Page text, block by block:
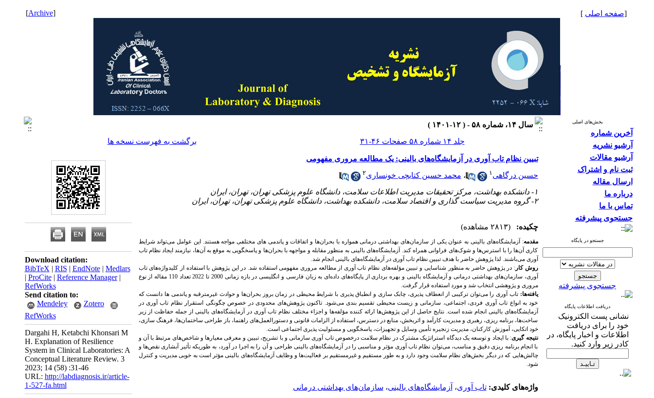
[صفحه اصلی ]
[
Archive
]
بخش‌های اصلی
آخرین شماره
آرشیو نشریه
آرشیو مقالات
ثبت نام و اشتراک
ارسال مقاله
درباره ما
تماس با ما
جستجوی پیشرفته
جستجو در پایگاه
جستجوی پیشرفته
دریافت اطلاعات پایگاه
نشانی پست الکترونیک
خود را برای دریافت
اطلاعات و اخبار پایگاه، در
کادر زیر وارد کنید.
سال ۱۴، شماره ۵۸ - ( ۱۲-۱۴۰۱ )
جلد ۱۴ شماره ۵۸ صفحات ۴۶-۳۱
برگشت به فهرست نسخه ها
تبیین نظام تاب آوری در آزمایشگاه‌های بالینی: یک مطالعه مروری مفهومی
حسین درگاهی ۱ ، محمد حسین کتابچی خونساری۲
۱- دانشکده بهداشت، مرکز تحقیقات مدیریت اطلاعات سلامت، دانشگاه علوم پزشکی تهران، تهران، ایران
۲- گروه مدیریت سیاست گذاری و اقتصاد سلامت، دانشکده بهداشت، دانشگاه علوم پزشکی تهران، تهران، ایران
چکیده: (۲۸۱۳ مشاهده)
مقدمه: آزمایشگاه‌های بالینی به عنوان یکی از سازمان‌های بهداشتی درمانی همواره با بحران‌ها و اتفاقات و پاندمی های مختلفی مواجه هستند. این عوامل می‌تواند شرایط
کاری آن‌ها را با استرس‌ها و شوک‌های فراوانی همراه کند. آزمایشگاه‌های بالینی به منظور مقابله و مواجهه با بحران‌ها و پاسخگویی به موقع به آن‌ها، نیازمند ایجاد نظام تاب
آوری می‌باشند. لذا پژوهش حاضر با هدف تبیین نظام تاب آوری در آزمایشگاه‌های بالینی انجام شد.
روش کار: در پژوهش حاضر به منظور شناسایی و تبیین مؤلفه‌های نظام تاب آوری از مطالعه مروری مفهومی استفاده شد. در این پژوهش با استفاده از کلیدواژه‌های تاب
آوری، سازمان‌های بهداشتی درمانی و آزمایشگاه بالینی و بهره برداری از پایگاه‌های داده‌ای به زبان فارسی و انگلیسی در بازه زمانی 2000 تا 2022 تعداد 110 مقاله از نوع
مروری و پژوهشی انتخاب شد و مورد استفاده قرار گرفت.
یافته‌ها: تاب آوری را می‌توان ترکیبی از انعطاف پذیری، چابک سازی و انطباق پذیری با شرایط محیطی در زمان بروز بحران‌ها و حوادث غیرمترقبه و پاندمی ها دانست که
خود به انواع تاب آوری فردی، اجتماعی، سازمانی و زیست محیطی تقسیم بندی می‌شود. تاکنون پژوهش‌های محدودی در خصوص چگونگی استقرار نظام تاب آوری در
آزمایشگاه‌های بالینی انجام شده است. نتایج حاصل از این پژوهش‌ها ارائه کننده مؤلفه‌ها و اجزاء مختلف نظام تاب آوری در آزمایشگاه‌های بالینی از جمله حفاظت از زیر
ساخت‌ها، برنامه ریزی، رهبری و مدیریت کارآمد و اثربخش، منابع در دسترس، استفاده از الزامات قانونی و دستورالعمل‌های راهنما، باز طراحی ساختمان‌ها، فرهنگ سازی،
خود اتکایی، آموزش کارکنان، مدیریت زنجیره تأمین وسایل و تجهیزات، پاسخگویی و مسئولیت پذیری اجتماعی است.
نتیجه گیری: با ایجاد و توسعه یک دیدگاه استراتژیک مشترک در نظام سلامت درخصوص تاب آوری سازمانی و با تشریح، تبیین و معرفی معیارها و شاخص‌های مرتبط با آن و
با انجام برنامه ریزی دقیق و مناسب، می‌توان نظام تاب آوری مؤثر و مناسبی را در آزمایشگاه‌های بالینی طراحی و آن را به اجرا در آورد، به طوریکه تأثیر آبشاری نقص‌ها و
چالش‌هایی که در دیگر بخش‌های نظام سلامت وجود دارد و به طور مستقیم و غیرمستقیم بر فعالیت‌ها و وظایف آزمایشگاه‌های بالینی مؤثر است به خوبی مدیریت و کنترل
شود.
واژه‌های کلیدی:تاب آوری، آزمایشگاه‌های بالینی، سازمان‌های بهداشتی درمانی
Download citation:
BibTeX | RIS | EndNote| Medlars
| ProCite| Reference Manager|
RefWorks
Send citation to:
Mendeley
Zotero
RefWorks
Dargahi H, Ketabchi Khonsari M
H. Explanation of Resilience
System in Clinical Laboratories: A
Conceptual Literature Review. 3
2023; 14 (58) :31-46
URL: http://labdiagnosis.ir/article-
1-527-fa.html